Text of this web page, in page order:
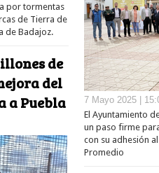
por tormentas
de Tierra de
de Badajoz.
de
del
a Puebla
7 Mayo 2025 |
El Ayuntamiento
un paso firme
con su adhesión
Promedio